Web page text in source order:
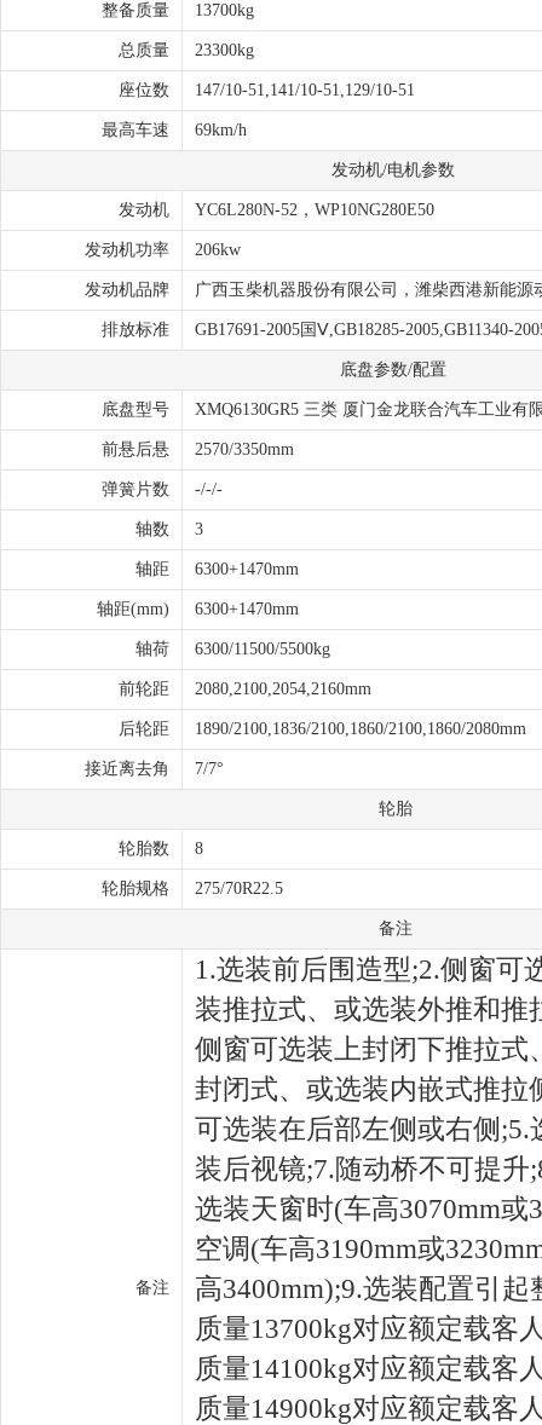
整备质量 13700kg
总质量 23300kg
座位数 147/10-51,141/10-51,129/10-51
最高车速 69km/h
发动机/电机参数
发动机 YC6L280N-52，WP10NG280E50
发动机功率 206kw
发动机品牌 广西玉柴机器股份有限公司，潍柴西港新能源
排放标准 GB17691-2005国Ⅴ,GB18285-2005,GB11340-
底盘参数/配置
底盘型号 XMQ6130GR5 三类 厦门金龙联合汽车工业有
前悬后悬 2570/3350mm
弹簧片数 -/-/-
轴数 3
轴距 6300+1470mm
轴距(mm) 6300+1470mm
轴荷 6300/11500/5500kg
前轮距 2080,2100,2054,2160mm
后轮距 1890/2100,1836/2100,1860/2100,1860/2080mm
接近离去角 7/7°
轮胎
轮胎数 8
轮胎规格 275/70R22.5
备注
备注
1.选装前后围造型;2.侧窗可
装推拉式、或选装外推和推
侧窗可选装上封闭下推拉式
封闭式、或选装内嵌式推拉
可选装在后部左侧或右侧;5.
装后视镜;7.随动桥不可提升
选装天窗时(车高3070mm或
空调(车高3190mm或
高3400mm);9.选装配置引
质量13700kg对应额定载客
质量14100kg对应额定载客
质量14900kg对应额定载客